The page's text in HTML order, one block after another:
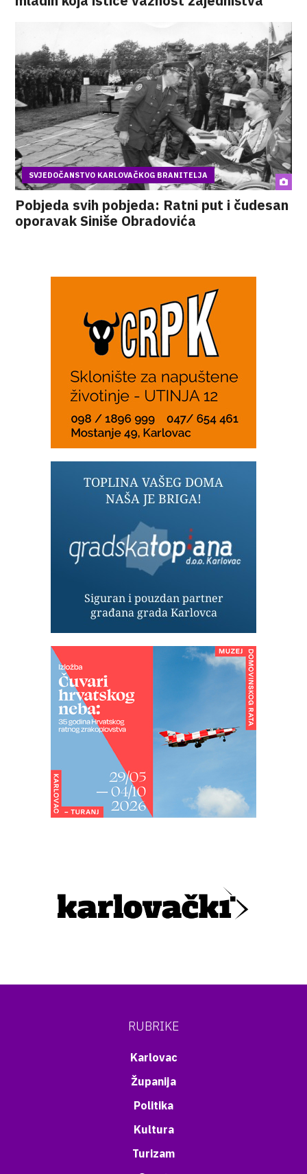
SVJEDOČANSTVO KARLOVAČKOG BRANITELJA
Pobjeda svih pobjeda: Ratni put i čudesan
oporavak Siniše Obradovića
RUBRIKE
Karlovac
Županija
Politika
Kultura
Turizam